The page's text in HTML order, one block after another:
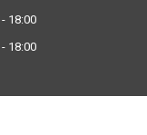
18:00
18:00